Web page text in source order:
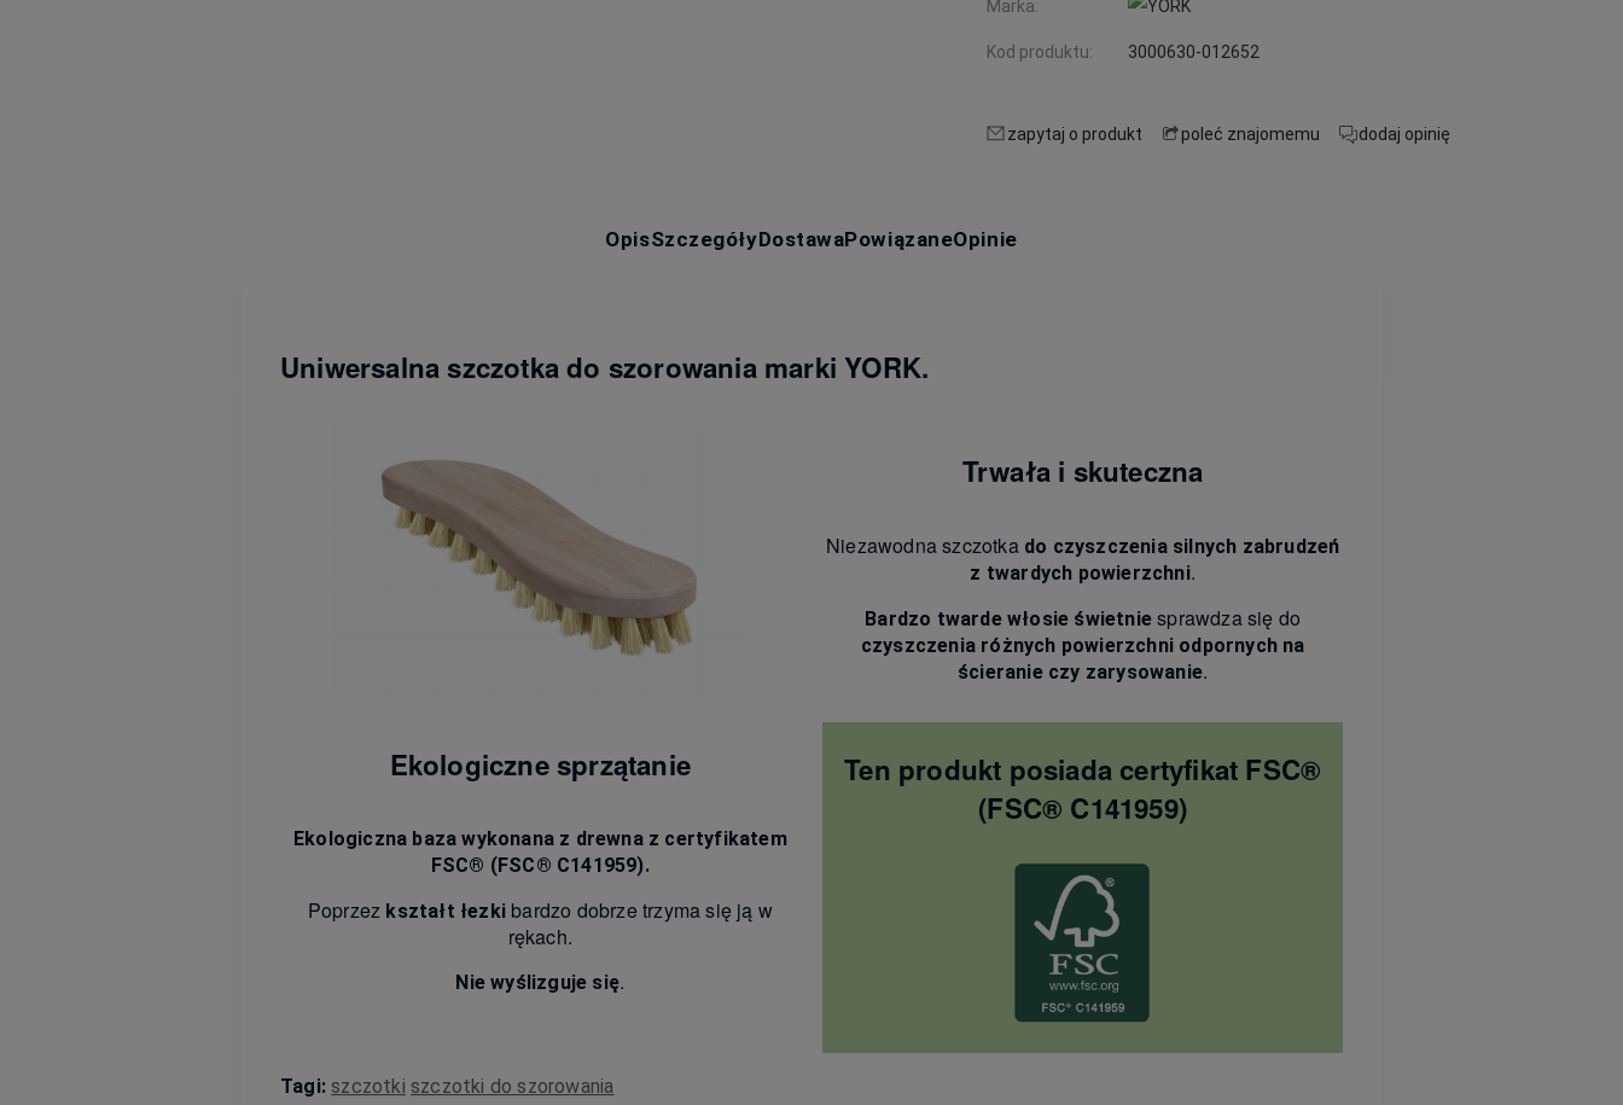
Marka:
Kod produktu: 3000630-012652
zapytaj o produkt poleć znajomemu dodaj opinię
OpisSzczegółyDostawaPowiązaneOpinie
Uniwersalna szczotka do szorowania marki YORK.
Trwała i skuteczna
Niezawodna szczotka do czyszczenia silnych zabrudzeń
z twardych powierzchni.
Bardzo twarde włosie świetniesprawdza się do
czyszczenia różnych powierzchni odpornych na
ścieranie czy zarysowanie.
Ekologiczne sprzątanie
Ekologiczna baza wykonana z drewna z certyfikatem
FSC® (FSC® C141959).
Poprzez kształt łezkibardzo dobrze trzyma się ją w
rękach.
Nie wyślizguje się.
Ten produkt posiada certyfikat FSC®
(FSC® C141959)
Tagi: szczotki szczotki do szorowania